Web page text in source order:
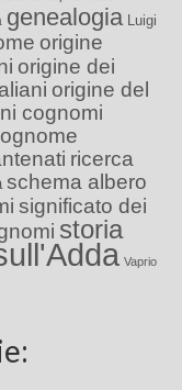
genealogia Luigi
origine
origine dei
origine del
cognomi
ricerca
schema albero
significato dei
storia
Vaprio